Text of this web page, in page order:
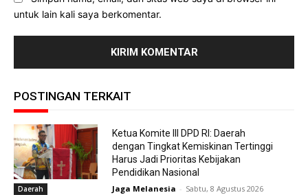
untuk lain kali saya berkomentar.
POSTINGAN TERKAIT
Daerah
Ketua Komite III DPD RI: Daerah
dengan Tingkat Kemiskinan Tertinggi
Harus Jadi Prioritas Kebijakan
Pendidikan Nasional
Jaga Melanesia - Sabtu, 8 Agustus 2026